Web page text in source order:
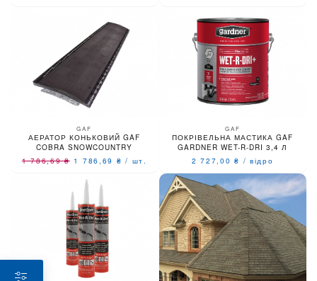
GAF
АЕРАТОР КОНЬКОВИЙ GAF
COBRA SNOWCOUNTRY
1 786,69₴ 1 786,69 ₴ / шт.
GAF
ПОКРІВЕЛЬНА МАСТИКА GAF
GARDNER WET-R-DRI 3,4 Л
2 727,00₴ / відро